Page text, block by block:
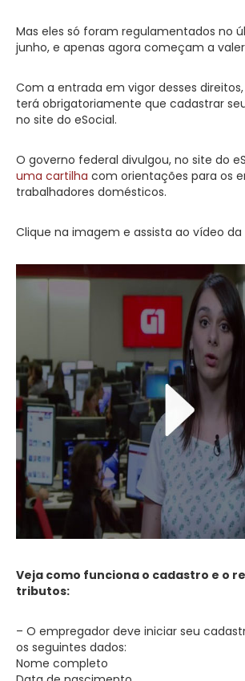
Mas eles só foram regulamentados no
junho, e apenas agora começam a
Com a entrada em vigor desses
terá obrigatoriamente que cadastrar
no site do eSocial.
O governo federal divulgou, no site do
uma cartilha com orientações para os
trabalhadores domésticos.
Clique na imagem e assista ao vídeo
Veja como funciona o cadastro e o
tributos:
– O empregador deve iniciar seu
os seguintes dados:
Nome completo